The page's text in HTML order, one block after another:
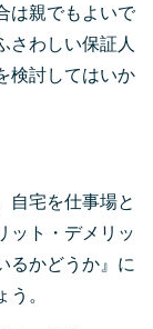
は親でもよいで
さわしい保証人
検討してはいか
自宅を仕事場と
ット・デメリッ
るかどうか』に
。